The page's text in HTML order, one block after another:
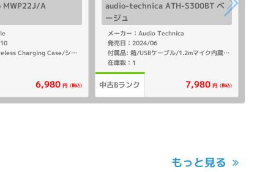
MWP22J/A
付属品: 箱/Wireless Charging Case/シリコーン製イヤーチップ(S,Lサイズ)/Lightning - USB-Cケーブル/マニュアル
6,980 円 (税込)
audio-technica ATH-S300BT ベ
ージュ
メーカー：Audio Technica
発売日：2024/06
付属品: 箱/USBケーブル/1.2mマイク内蔵リモコン付きコード(φ3.5mm金メッキ4極ステレオミニプラグ／L型)/取扱説明書
在庫数：1
中古Bランク 7,980 円 (税込)
もっと見る